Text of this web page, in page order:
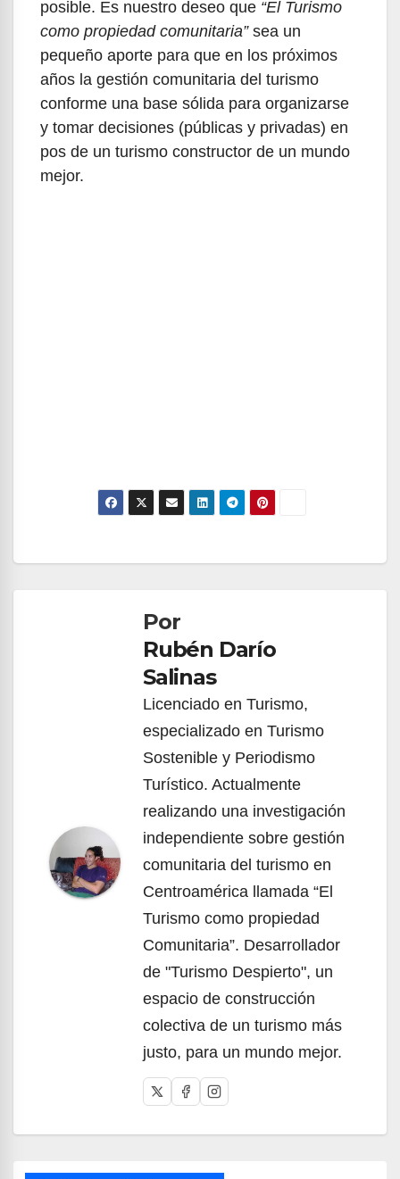
posible. Es nuestro deseo que “El Turismo
como propiedad comunitaria” sea un
pequeño aporte para que en los próximos
años la gestión comunitaria del turismo
conforme una base sólida para organizarse
y tomar decisiones (públicas y privadas) en
pos de un turismo constructor de un mundo
mejor.
Navegación
entradasPor
Rubén Darío
Salinas
Licenciado en Turismo,
especializado en Turismo
Sostenible y Periodismo
Turístico. Actualmente
realizando una investigación
independiente sobre gestión
comunitaria del turismo en
Centroamérica llamada “El
Turismo como propiedad
Comunitaria”. Desarrollador
de "Turismo Despierto", un
espacio de construcción
colectiva de un turismo más
justo, para un mundo mejor.